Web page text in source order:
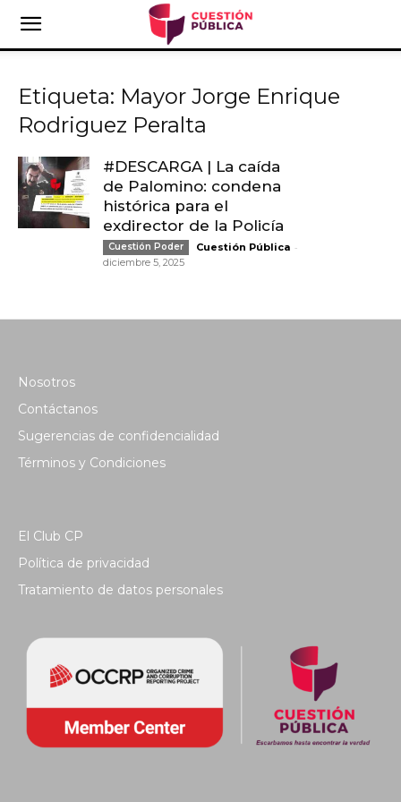
Etiqueta: Mayor Jorge Enrique
Rodriguez Peralta
#DESCARGA | La caída
de Palomino: condena
histórica para el
exdirector de la Policía
Cuestión Poder Cuestión Pública -
diciembre 5, 2025
Nosotros
Contáctanos
Sugerencias de confidencialidad
Términos y Condiciones
El Club CP
Política de privacidad
Tratamiento de datos personales